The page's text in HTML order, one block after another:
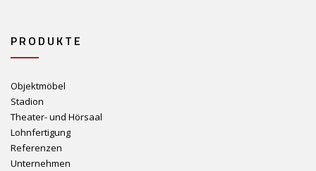
PRODUKTE
Objektmöbel
Stadion
Theater- und Hörsaal
Lohnfertigung
Referenzen
Unternehmen